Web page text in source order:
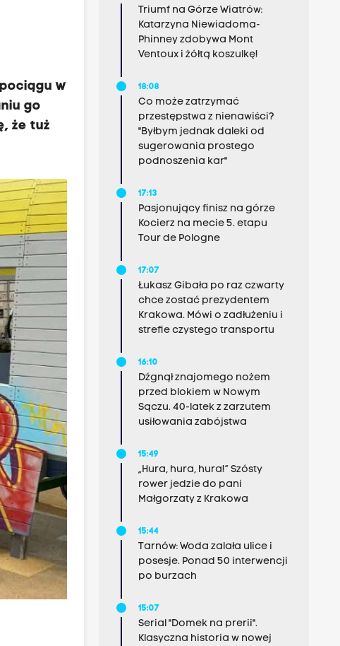
w
go
że tuż
Triumf na Górze Wiatrów:
Katarzyna Niewiadoma-
Phinney zdobywa Mont
Ventoux i żółtą koszulkę!
18:08
Co może zatrzymać
przestępstwa z nienawiści?
"Byłbym jednak daleki od
sugerowania prostego
podnoszenia kar"
17:13
Pasjonujący finisz na górze
Kocierz na mecie 5. etapu
Tour de Pologne
17:07
Łukasz Gibała po raz czwarty
chce zostać prezydentem
Krakowa. Mówi o zadłużeniu i
strefie czystego transportu
16:10
Dźgnął znajomego nożem
przed blokiem w Nowym
Sączu. 40-latek z zarzutem
usiłowania zabójstwa
15:49
„Hura, hura, hura!” Szósty
rower jedzie do pani
Małgorzaty z Krakowa
15:44
Tarnów: Woda zalała ulice i
posesje. Ponad 50 interwencji
po burzach
15:07
Serial "Domek na prerii".
Klasyczna historia w nowej